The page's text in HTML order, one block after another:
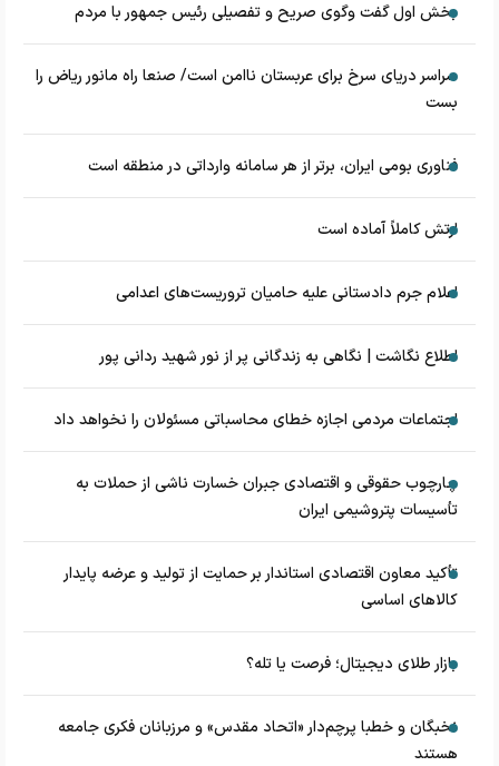
بخش اول گفت وگوی صریح و تفصیلی رئیس جمهور با مردم
سراسر دریای سرخ برای عربستان ناامن است/ صنعا راه مانور ریاض را
بست
فناوری بومی ایران، برتر از هر سامانه وارداتی در منطقه است
ارتش کاملاً آماده است
اعلام جرم دادستانی علیه حامیان تروریست‌های اعدامی
اطلاع نگاشت | نگاهی به زندگانی پر از نور شهید ردانی پور
اجتماعات مردمی اجازه خطای محاسباتی مسئولان را نخواهد داد
چارچوب حقوقی و اقتصادی جبران خسارت ناشی از حملات به
تأسیسات پتروشیمی ایران
تأکید معاون اقتصادی استاندار بر حمایت از تولید و عرضه پایدار
کالاهای اساسی
بازار طلای دیجیتال؛ فرصت یا تله؟
نخبگان و خطبا پرچم‌دار «اتحاد مقدس» و مرزبانان فکری جامعه
هستند